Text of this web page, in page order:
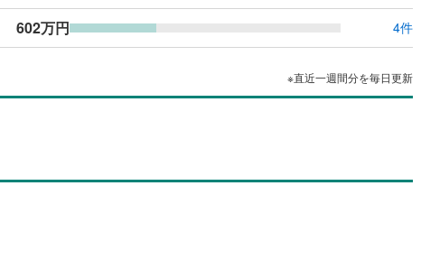
602万円 4件
※直近一週間分を毎日更新